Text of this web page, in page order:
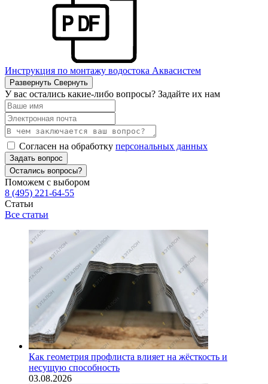
Инструкция по монтажу водостока Аквасистем
Развернуть Свернуть
У вас остались какие-либо вопросы? Задайте их нам
Согласен на обработку персональных данных
Задать вопрос
Остались вопросы?
Поможем с выбором
8 (495) 221-64-55
Статьи
Все статьи
Как геометрия профлиста влияет на жёсткость и
несущую способность
03.08.2026